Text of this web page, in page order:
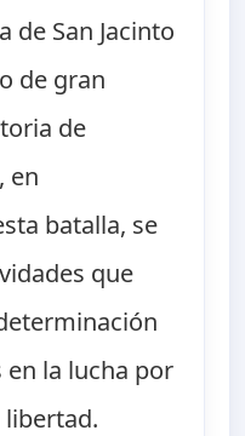
de San Jacinto
de gran
de
en
batalla, se
que
en la lucha por
libertad.